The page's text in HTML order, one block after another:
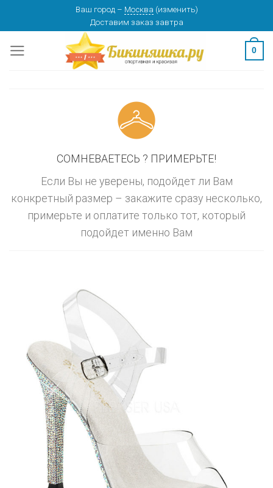
content
Ваш город – Москва (изменить)
Доставим заказ завтра
0
СОМНЕВАЕТЕСЬ ? ПРИМЕРЬТЕ!
Если Вы не уверены, подойдет ли Вам
конкретный размер – закажите сразу несколько,
примерьте и оплатите только тот, который
подойдет именно Вам
изменить